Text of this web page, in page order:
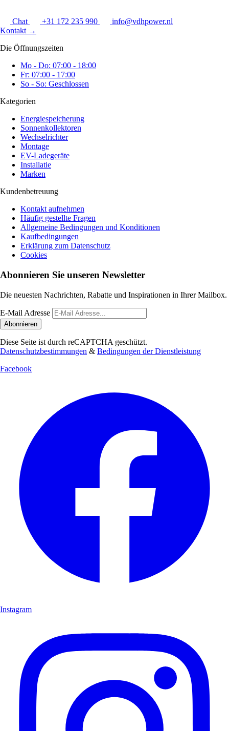
Chat +31 172 235 990
info@vdhpower.nl
Kontakt →
Die Öffnungszeiten
Mo - Do: 07:00 - 18:00
Fr: 07:00 - 17:00
So - So: Geschlossen
Kategorien
Energiespeicherung
Sonnenkollektoren
Wechselrichter
Montage
EV-Ladegeräte
Installatie
Marken
Kundenbetreuung
Kontakt aufnehmen
Häufig gestellte Fragen
Allgemeine Bedingungen und Konditionen
Kaufbedingungen
Erklärung zum Datenschutz
Cookies
Abonnieren Sie unseren Newsletter
Die neuesten Nachrichten, Rabatte und Inspirationen in Ihrer Mailbox.
E-Mail Adresse
Abonnieren
Diese Seite ist durch reCAPTCHA geschützt.
Datenschutzbestimmungen & Bedingungen der Dienstleistung
Facebook
Instagram